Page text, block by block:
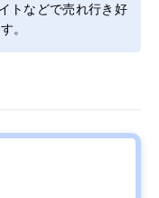
トなどで売れ行き好
。